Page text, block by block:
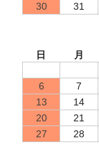
30
31
日
月
6
7
13
14
20
21
27
28